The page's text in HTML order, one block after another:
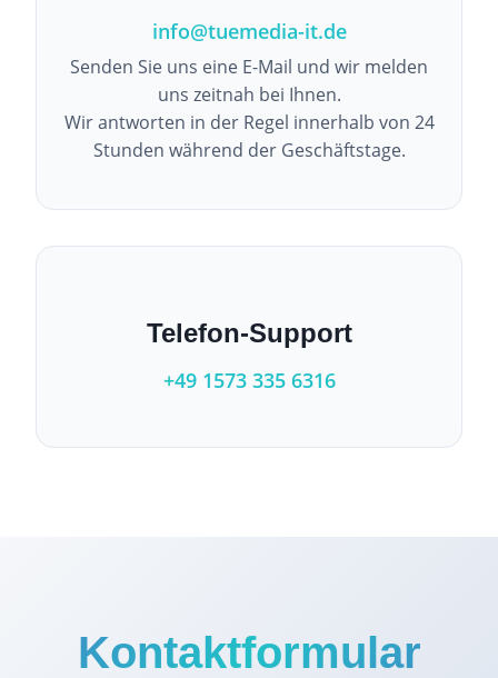
info@tuemedia-it.de
Senden Sie uns eine E-Mail und wir melden
uns zeitnah bei Ihnen.
Wir antworten in der Regel innerhalb von 24
Stunden während der Geschäftstage.
Telefon-Support
+49 1573 335 6316
Kontaktformular